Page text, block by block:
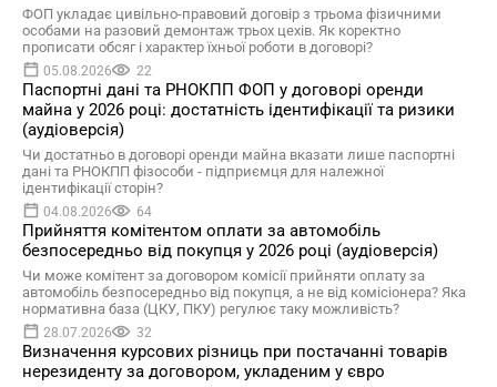
ФОП укладає цивільно-правовий договір з трьома фізичними
особами на разовий демонтаж трьох цехів. Як коректно
прописати обсяг і характер їхньої роботи в договорі?
05.08.2026 22
Паспортні дані та РНОКПП ФОП у договорі оренди
майна у 2026 році: достатність ідентифікації та ризики
(аудіоверсія)
Чи достатньо в договорі оренди майна вказати лише паспортні
дані та РНОКПП фізособи - підприємця для належної
ідентифікації сторін?
04.08.2026 64
Прийняття комітентом оплати за автомобіль
безпосередньо від покупця у 2026 році (аудіоверсія)
Чи може комітент за договором комісії прийняти оплату за
автомобіль безпосередньо від покупця, а не від комісіонера? Яка
нормативна база (ЦКУ, ПКУ) регулює таку можливість?
28.07.2026 32
Визначення курсових різниць при постачанні товарів
нерезиденту за договором, укладеним у євро